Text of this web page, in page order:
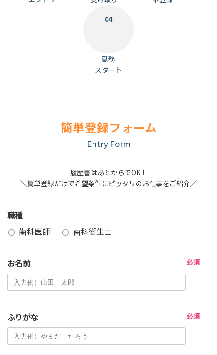
04
勤務
スタート
簡単登録フォーム
Entry Form
履歴書はあとからでOK！
＼簡単登録だけで希望条件にピッタリのお仕事をご紹介／
職種
歯科医師
歯科衛生士
お名前 必須
ふりがな 必須